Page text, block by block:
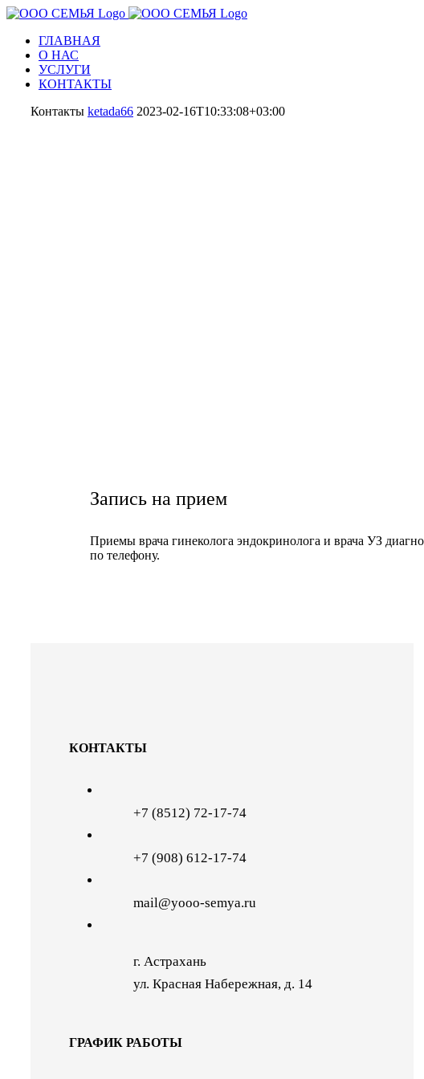
ГЛАВНАЯ
О НАС
УСЛУГИ
КОНТАКТЫ
Контакты ketada66 2023-02-16T10:33:08+03:00
Запись на прием
Приемы врача гинеколога эндокринолога и врача УЗ
по телефону.
КОНТАКТЫ
+7 (8512) 72-17-74
+7 (908) 612-17-74
mail@yooo-semya.ru
г. Астрахань
ул. Красная Набережная, д. 14
ГРАФИК РАБОТЫ